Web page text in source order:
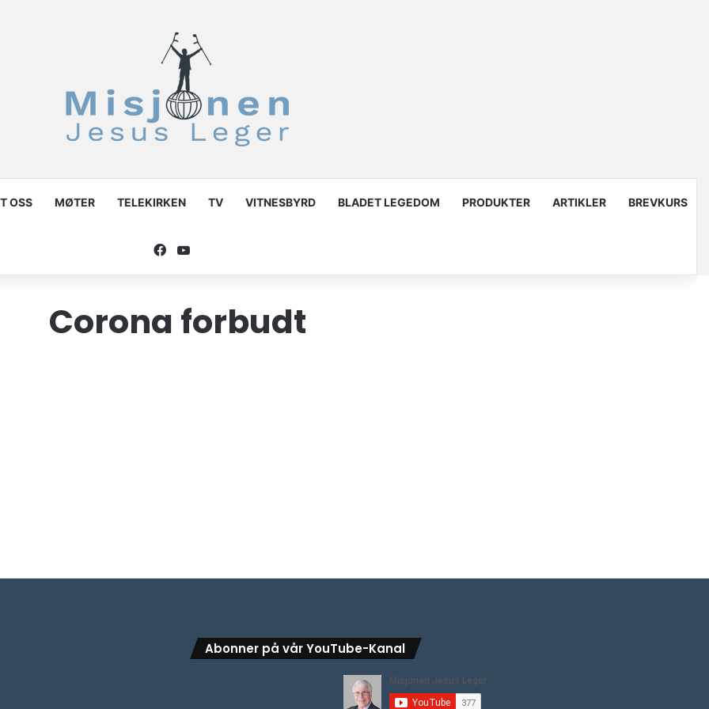
OSS MØTER TELEKIRKEN TV VITNESBYRD BLADET LEGEDOM PRODUKTER ARTIKLER BREVKURS
Facebook
YouTube
Corona forbudt
Abonner på vår YouTube-Kanal